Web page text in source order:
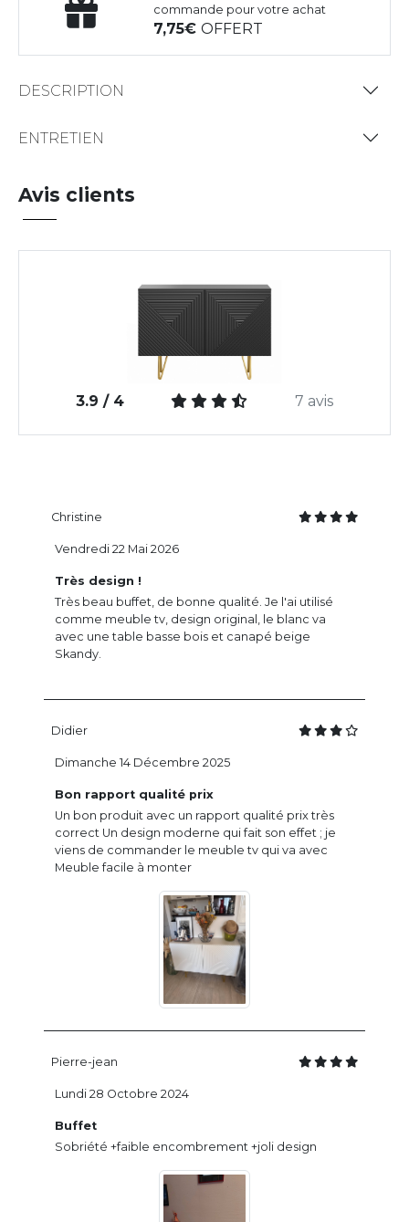
commande pour votre achat
7,75OFFERT
DESCRIPTION
ENTRETIEN
Avis clients
3.9 / 4 7 avis
Christine
Très design !
Très beau buffet, de bonne qualité. Je l'ai utilisé
comme meuble tv, design original, le blanc va
avec une table basse bois et canapé beige
Skandy.
Vendredi 22 Mai 2026
Didier
Bon rapport qualité prix
Un bon produit avec un rapport qualité prix très
correct Un design moderne qui fait son effet ; je
viens de commander le meuble tv qui va avec
Meuble facile à monter
Dimanche 14 Décembre 2025
Pierre-jean
Buffet
Sobriété +faible encombrement +joli design
Lundi 28 Octobre 2024